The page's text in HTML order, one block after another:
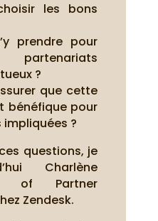
les bons
prendre pour
?
que cette
bénéfique pour
?
questions, je
Charlène
of Partner
Zendesk.